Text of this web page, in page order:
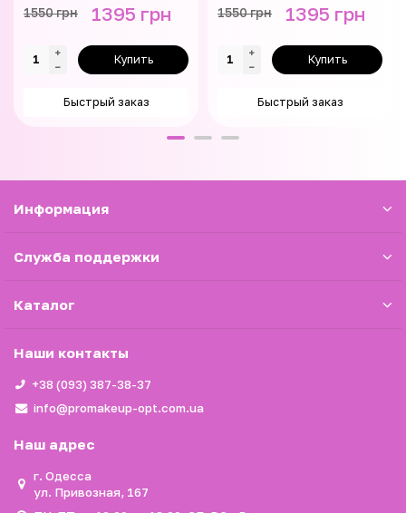
1550 грн 1395 грн
Купить
Быстрый заказ
1550 грн 1395 грн
Купить
Быстрый заказ
Информация
Служба поддержки
Каталог
Наши контакты
+38 (093) 387-38-37
info@promakeup-opt.com.ua
Наш адрес
г. Одесса
ул. Привозная, 167